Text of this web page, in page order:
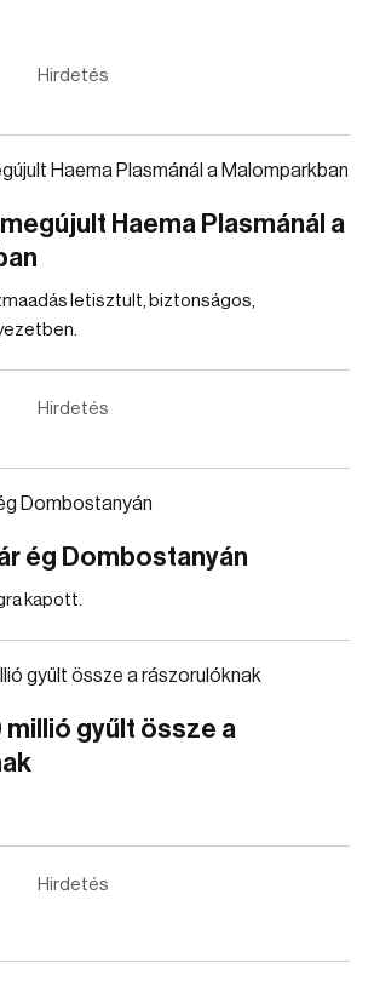
Hirdetés
Haema Plasmánál a
letisztult, biztonságos,
Hirdetés
ég Dombostanyán
kapott.
millió gyűlt össze a
Hirdetés